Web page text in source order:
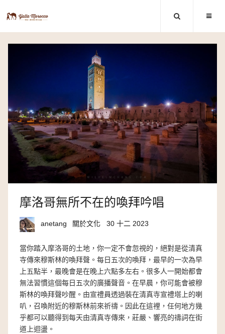
摩洛哥無所不在的喚拜吟唱
anetang 關於文化 30 十二 2023
當你踏入摩洛哥的土地，你一定不會忽視的，絕對是從清真
寺傳來穆斯林的喚拜聲。每日五次的喚拜，最早的一次為早
上五點半，最晚會是在晚上六點多左右。很多人一開始都會
無法習慣這個每日五次的廣播聲音。在早晨，你可能會被穆
斯林的喚拜聲吵醒。由宣禮員透過裝在清真寺宣禮塔上的喇
叭，召喚附近的穆斯林前來祈禱。因此在這裡，任何地方幾
乎都可以聽得到每天由清真寺傳來，莊嚴、響亮的禱詞在街
道上迴盪。